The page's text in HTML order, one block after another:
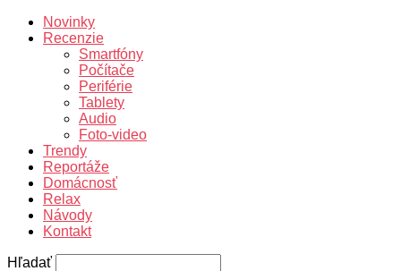
Novinky
Recenzie
Smartfóny
Počítače
Periférie
Tablety
Audio
Foto-video
Trendy
Reportáže
Domácnosť
Relax
Návody
Kontakt
Hľadať